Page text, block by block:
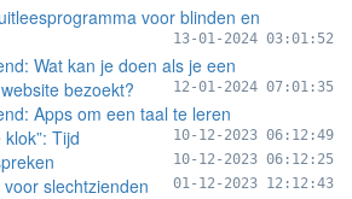
voor blinden en
13-01-2024 03:01:52
Wat kan je doen als je een
bezoekt?
12-01-2024 07:01:35
Apps om een taal te leren
10-12-2023 06:12:49
Tijd
10-12-2023 06:12:25
slechtzienden 01-12-2023 12:12:43